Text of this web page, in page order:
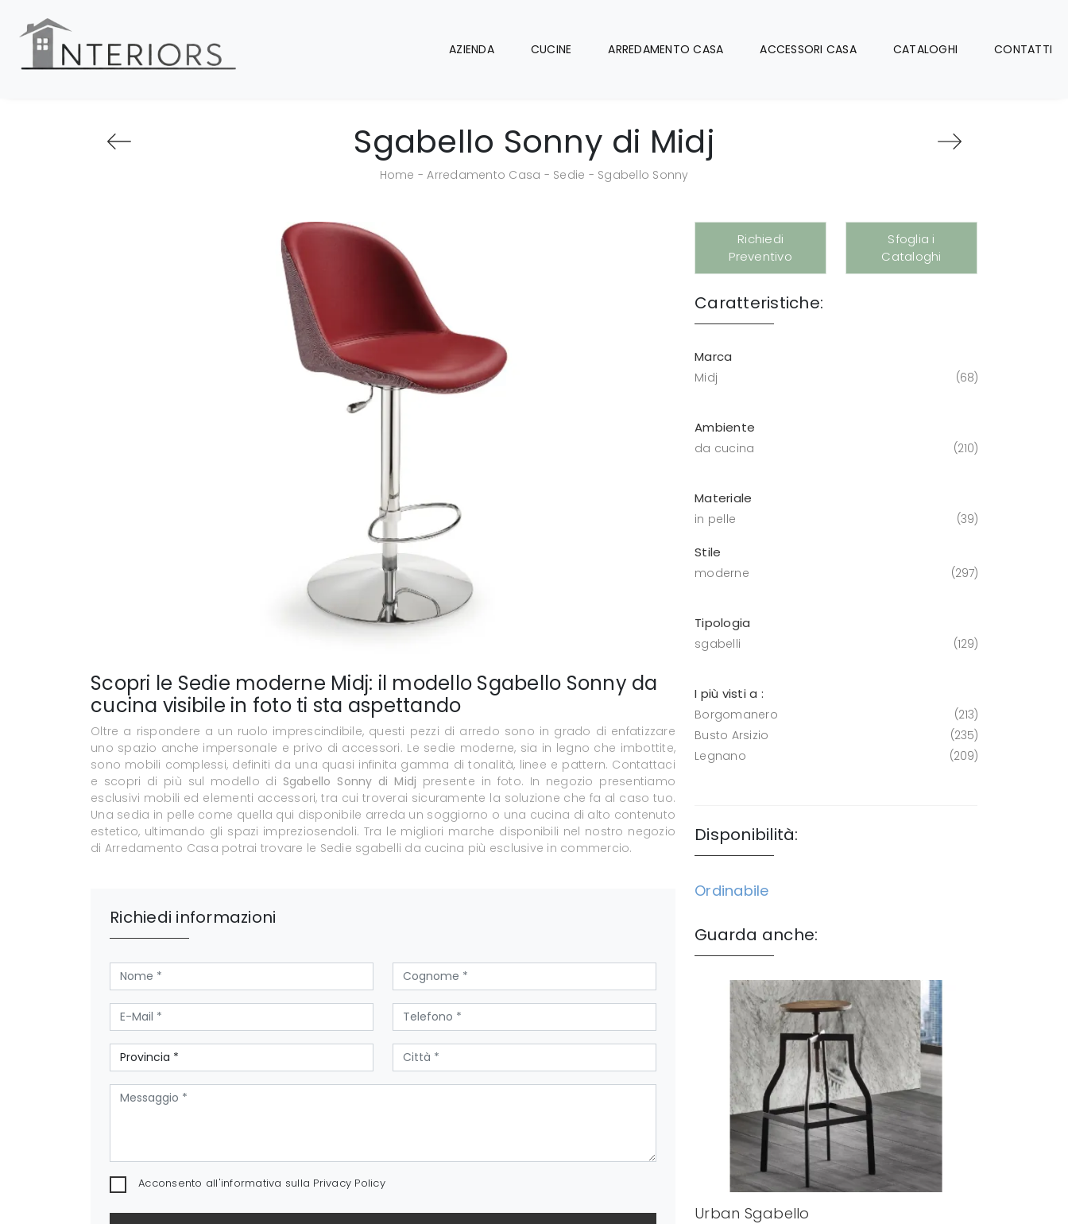
AZIENDA CUCINE ARREDAMENTO CASA ACCESSORI CASA CATALOGHI CONTATTI
Sgabello Sonny di Midj
Home -Arredamento Casa - Sedie - Sgabello Sonny
Scopri le Sedie moderne Midj: il modello Sgabello Sonny da
cucina visibile in foto ti sta aspettando
Oltre a rispondere a un ruolo imprescindibile, questi pezzi di arredo sono in grado di enfatizzare
uno spazio anche impersonale e privo di accessori. Le sedie moderne, sia in legno che imbottite,
sono mobili complessi, definiti da una quasi infinita gamma di tonalità, linee e pattern. Contattaci
e scopri di più sul modello di Sgabello Sonny di Midj presente in foto. In negozio presentiamo
esclusivi mobili ed elementi accessori, tra cui troverai sicuramente la soluzione che fa al caso tuo.
Una sedia in pelle come quella qui disponibile arreda un soggiorno o una cucina di alto contenuto
estetico, ultimando gli spazi impreziosendoli. Tra le migliori marche disponibili nel nostro negozio
di Arredamento Casa potrai trovare le Sedie sgabelli da cucina più esclusive in commercio.
Richiedi informazioni
Acconsento all'informativa sulla Privacy Policy
Richiedi
Preventivo
Sfoglia i
Cataloghi
Caratteristiche:
Marca
Midj 68
Ambiente
da cucina 210
Materiale
in pelle 39
Stile
moderne 297
Tipologia
sgabelli 129
I più visti a :
Borgomanero
213
Busto Arsizio
235
Legnano
209
Disponibilità:
Ordinabile
Guarda anche:
Urban Sgabello